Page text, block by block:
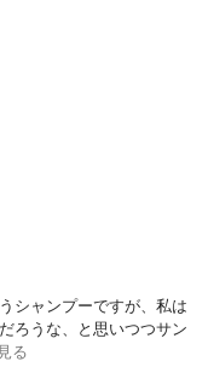
シャンプーですが、私は
ろうな、と思いつつサン
る